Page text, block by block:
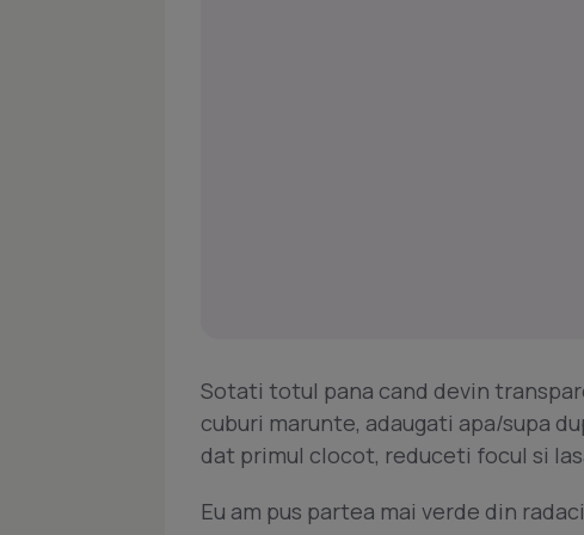
Sotati totul pana cand devin
cuburi marunte, adaugati apa/supa
dat primul clocot, reduceti focul si
Eu am pus partea mai verde din